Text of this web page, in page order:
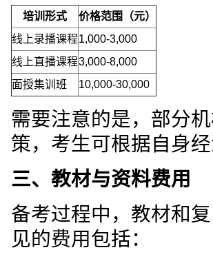
培训形式
价格范围（元）
线上录播课程1,000-3,000
线上直播课程3,000-8,000
面授集训班
10,000-30,000
需要注意的是，部分
策，考生可根据自身
三、教材与资料费用
备考过程中，教材和
见的费用包括：